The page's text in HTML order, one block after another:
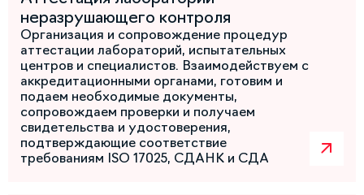
неразрушающего контроля
Организация и сопровождение процедур
аттестации лабораторий, испытательных
центров и специалистов. Взаимодействуем с
аккредитационными органами, готовим и
подаем необходимые документы,
сопровождаем проверки и получаем
свидетельства и удостоверения,
подтверждающие соответствие
требованиям ISO 17025, СДАНК и СДА